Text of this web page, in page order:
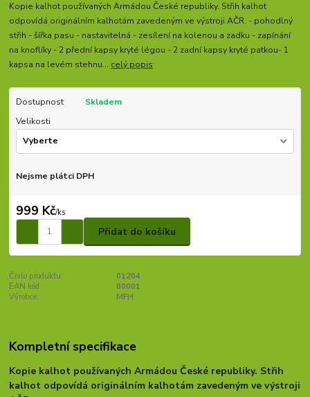
Kopie kalhot používaných Armádou České republiky. Střih kalhot
odpovídá originálním kalhotám zavedeným ve výstroji AČR. - pohodlný
střih - šířka pasu - nastavitelná - zesílení na kolenou a zadku - zapínání
na knoflíky - 2 přední kapsy kryté légou - 2 zadní kapsy kryté patkou- 1
kapsa na levém stehnu... celý popis
Dostupnost
Skladem
Velikosti
Nejsme plátci DPH
999 Kč/ks
Přidat do košíku
Číslo produktu:
01204
EAN kód:
80001
Výrobce:
MFH
Kompletní specifikace
Kopie kalhot používaných Armádou České republiky. Střih
kalhot odpovídá originálním kalhotám zavedeným ve výstroji